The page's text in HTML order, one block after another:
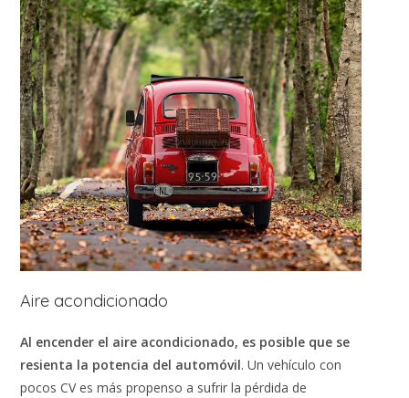
Aire acondicionado
Al encender el aire acondicionado, es posible que se
resienta la potencia del automóvil. Un vehículo con
pocos CV es más propenso a sufrir la pérdida de